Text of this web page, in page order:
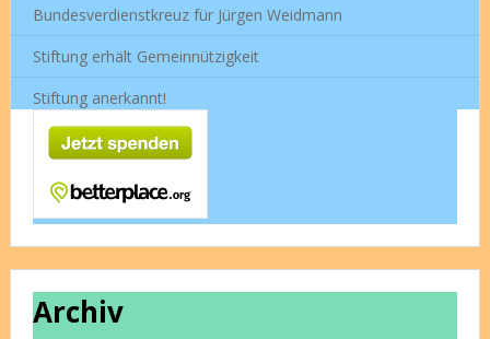
Bundesverdienstkreuz für Jürgen Weidmann
Stiftung erhält Gemeinnützigkeit
Stiftung anerkannt!
Archiv